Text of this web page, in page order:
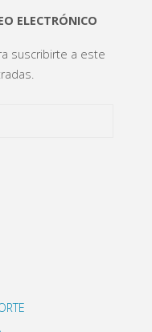
ELECTRÓNICO
suscribirte a este